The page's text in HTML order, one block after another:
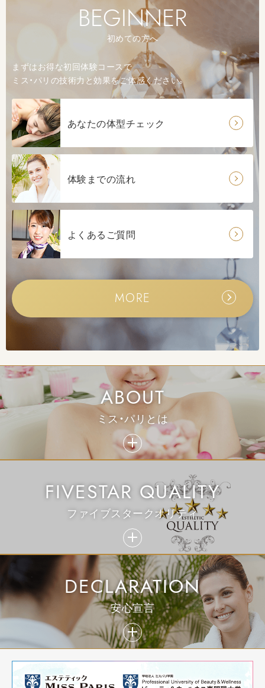
サーモアタックエナジー（燃焼サポートダイエット）
フェイススリム
女磨きモニター大募集！
ダイエットコースの効果
パーフェクトブライダル
生コラーゲンスペシャル美顔法
BEGINNER
初めての方へ
まずはお得な初回体験コースで
ミス・パリの技術力と効果をご体感ください。
あなたの体型チェック
体験までの流れ
よくあるご質問
MORE
ABOUT
ミス・パリとは
FIVESTAR QUALITY
ファイブスタークオリティ
DECLARATION
安心宣言